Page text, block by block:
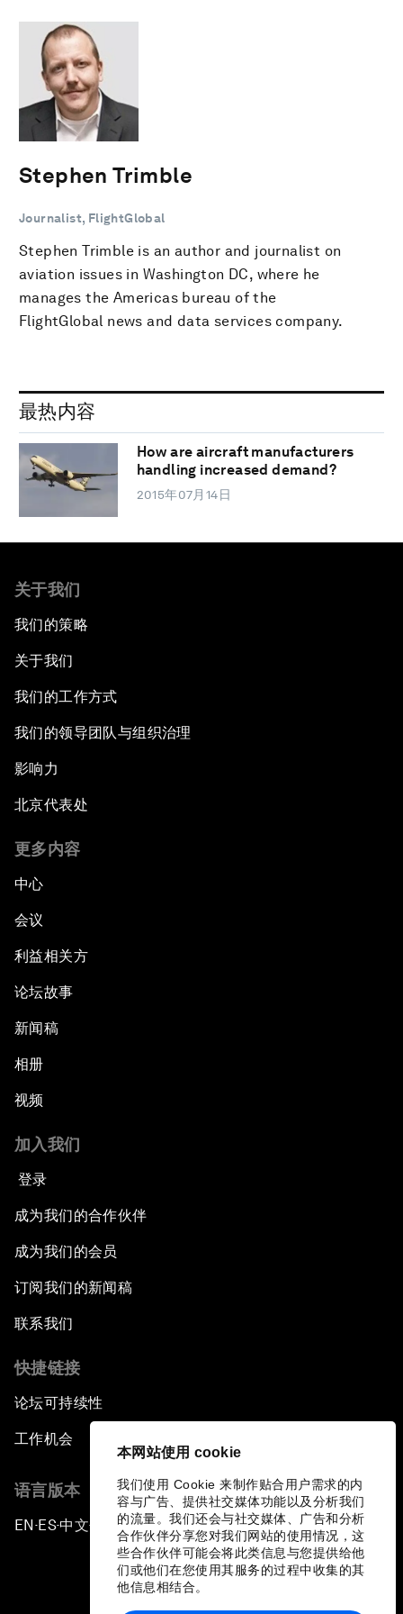
本网站使用 cookie
我们使用 Cookie 来制作贴合用户需求的内
容与广告、提供社交媒体功能以及分析我们
的流量。我们还会与社交媒体、广告和分析
合作伙伴分享您对我们网站的使用情况，这
些合作伙伴可能会将此类信息与您提供给他
们或他们在您使用其服务的过程中收集的其
他信息相结合。
Stephen Trimble
Journalist, FlightGlobal
Stephen Trimble is an author and journalist on
aviation issues in Washington DC, where he
manages the Americas bureau of the
FlightGlobal news and data services company.
最热内容
How are aircraft manufacturers
handling increased demand?
2015年07月14日
关于我们
我们的策略
关于我们
我们的工作方式
我们的领导团队与组织治理
影响力
北京代表处
更多内容
中心
会议
利益相关方
论坛故事
新闻稿
相册
视频
加入我们
登录
成为我们的合作伙伴
成为我们的会员
订阅我们的新闻稿
联系我们
快捷链接
论坛可持续性
工作机会
语言版本
EN ▪ES▪中文▪ 日本語